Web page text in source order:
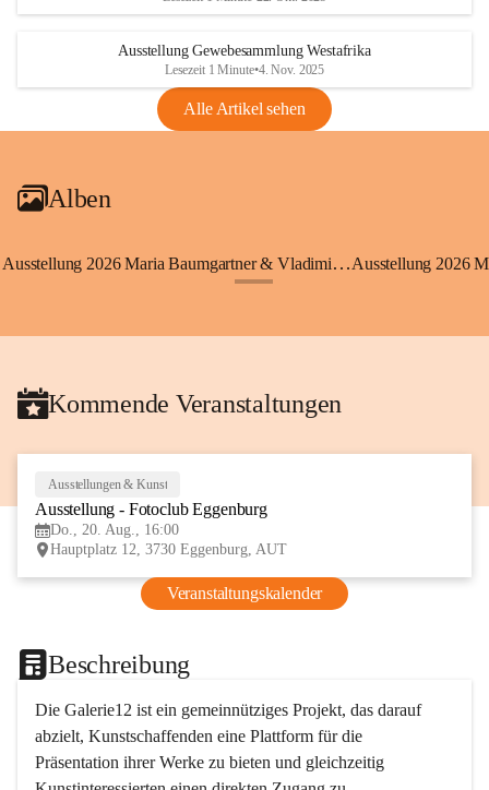
Ausstellung Gewebesammlung Westafrika
Lesezeit 1 Minute•4. Nov. 2025
Alle Artikel sehen
Alben
Ausstellung 2026 Maria Baumgartner & Vladimir KociAusstellung 2026
Kommende Veranstaltungen
Ausstellungen & Kunst
Ausstellung - Fotoclub Eggenburg
Do., 20. Aug., 16:00
Hauptplatz 12, 3730 Eggenburg, AUT
Veranstaltungskalender
Beschreibung
Die Galerie12 ist ein gemeinnütziges Projekt, das darauf
abzielt, Kunstschaffenden eine Plattform für die
Präsentation ihrer Werke zu bieten und gleichzeitig